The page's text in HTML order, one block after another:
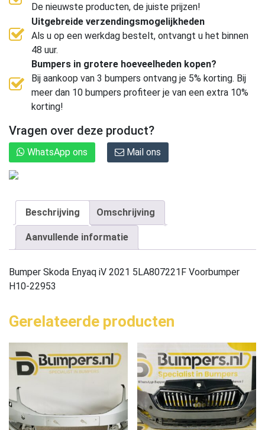
De nieuwste producten, de juiste prijzen!
Uitgebreide verzendingsmogelijkheden
Als u op een werkdag bestelt, ontvangt u het binnen
48 uur.
Bumpers in grotere hoeveelheden kopen?
Bij aankoop van 3 bumpers ontvang je 5% korting. Bij
meer dan 10 bumpers profiteer je van een extra 10%
korting!
Vragen over deze product?
WhatsApp ons Mail ons
Beschrijving Omschrijving
Aanvullende informatie
Bumper Skoda Enyaq iV 2021 5LA807221F Voorbumper
H10-22953
Gerelateerde producten